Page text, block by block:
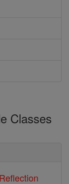
Classes